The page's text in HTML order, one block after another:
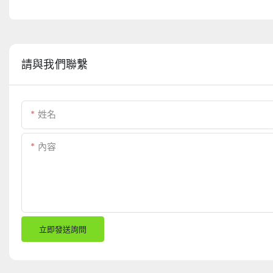
請與我們聯繫
姓名
內容
立即發送詢問